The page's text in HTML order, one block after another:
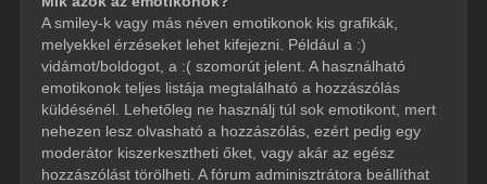
A smiley-k vagy más néven emotikonok kis grafikák,
melyekkel érzéseket lehet kifejezni. Például a :)
vidámot/boldogot, a :( szomorút jelent. A használható
emotikonok teljes listája megtalálható a hozzászólás
küldésénél. Lehetőleg ne használj túl sok emotikont, mert
nehezen lesz olvasható a hozzászólás, ezért pedig egy
moderátor kiszerkesztheti őket, vagy akár az egész
hozzászólást törölheti. A fórum adminisztrátora beállíthat